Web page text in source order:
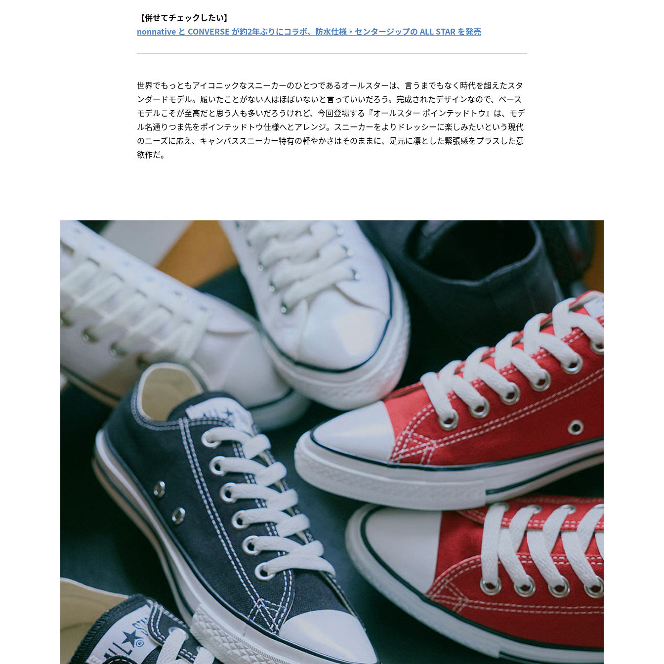
【併せてチェックしたい】
nonnative と CONVERSE が約2年ぶりにコラボ、防水仕様・センタージップの ALL STAR を発売
世界でもっともアイコニックなスニーカーのひとつであるオールスターは、言うまでもなく時代を超えたスタ
ンダードモデル。履いたことがない人はほぼいないと言っていいだろう。完成されたデザインなので、ベース
モデルこそが至高だと思う人も多いだろうけれど、今回登場する『オールスター ポインテッドトウ』は、モデ
ル名通りつま先をポインテッドトウ仕様へとアレンジ。スニーカーをよりドレッシーに楽しみたいという現代
のニーズに応え、キャンバススニーカー特有の軽やかさはそのままに、足元に凛とした緊張感をプラスした意
欲作だ。